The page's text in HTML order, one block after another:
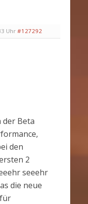
Uhr #127292
der Beta
den
2
seeehr
die neue